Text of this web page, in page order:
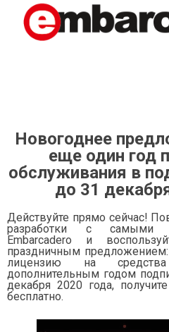
Новогоднее
еще один год
обслуживания в
до 31
Действуйте прямо сейчас!
разработки с самыми
Embarcadero и
праздничным
лицензию на
дополнительным годом
декабря 2020 года,
бесплатно.